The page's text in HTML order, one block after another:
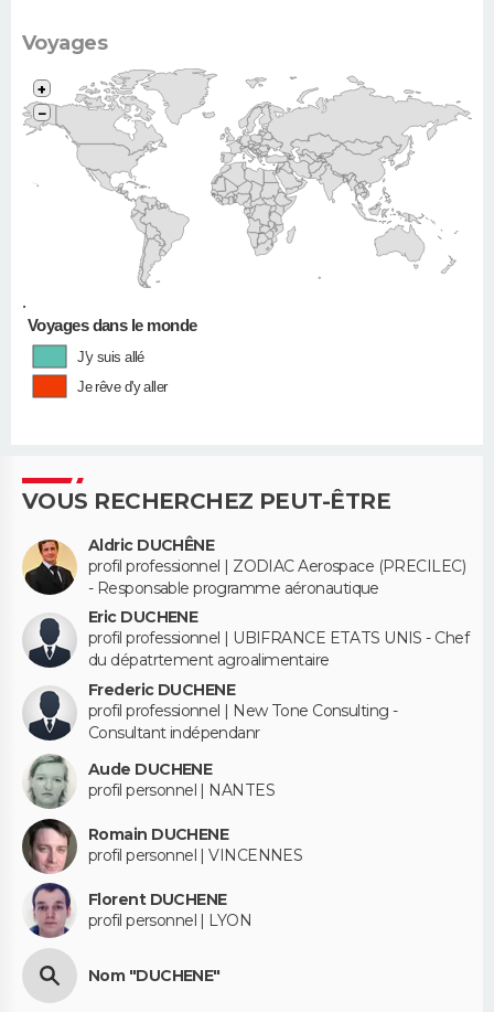
Voyages
•
+
−
Voyages dans le monde
J'y suis allé
Je rêve d'y aller
VOUS RECHERCHEZ PEUT-ÊTRE
Aldric DUCHÊNE
profil professionnel | ZODIAC Aerospace (PRECILEC)
- Responsable programme aéronautique
Eric DUCHENE
profil professionnel | UBIFRANCE ETATS UNIS - Chef
du dépatrtement agroalimentaire
Frederic DUCHENE
profil professionnel | New Tone Consulting -
Consultant indépendanr
Aude DUCHENE
profil personnel | NANTES
Romain DUCHENE
profil personnel | VINCENNES
Florent DUCHENE
profil personnel | LYON
Nom "DUCHENE"